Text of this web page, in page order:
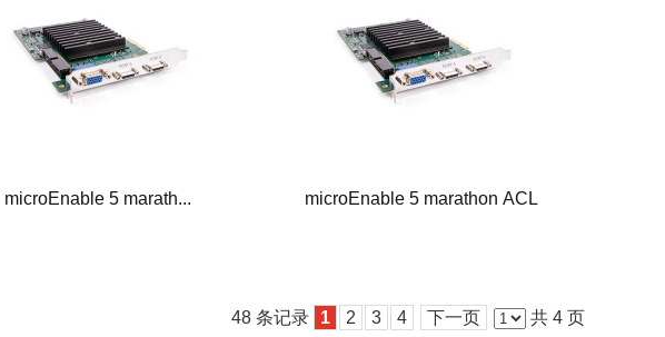
microEnable 5 marath... microEnable 5 marathon ACL
48 条记录 1 2 3 4 下一页 共 4 页